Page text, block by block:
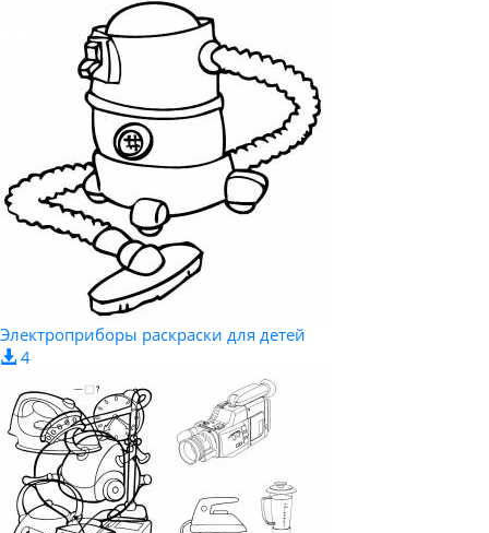
Электроприборы раскраски для детей
4